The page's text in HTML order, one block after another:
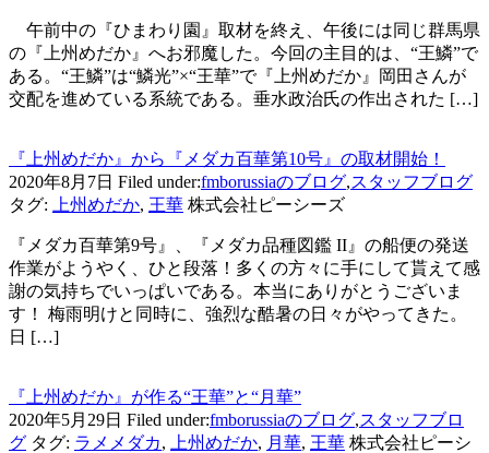
午前中の『ひまわり園』取材を終え、午後には同じ群馬県
の『上州めだか』へお邪魔した。今回の主目的は、“王鱗”で
ある。“王鱗”は“鱗光”×“王華”で『上州めだか』岡田さんが
交配を進めている系統である。垂水政治氏の作出された […]
『上州めだか』から『メダカ百華第10号』の取材開始！
2020年8月7日 Filed under:fmborussiaのブログ,スタッフブログ
タグ:
上州めだか, 王華 株式会社ピーシーズ
『メダカ百華第9号』、『メダカ品種図鑑 II』の船便の発送
作業がようやく、ひと段落！多くの方々に手にして貰えて感
謝の気持ちでいっぱいである。本当にありがとうございま
す！ 梅雨明けと同時に、強烈な酷暑の日々がやってきた。
日 […]
『上州めだか』が作る“王華”と“月華”
2020年5月29日 Filed under:fmborussiaのブログ,スタッフブロ
グ タグ: ラメメダカ, 上州めだか, 月華, 王華 株式会社ピーシ